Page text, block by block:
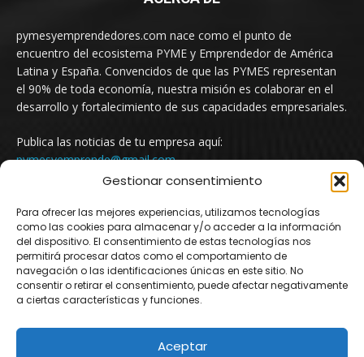
Gestionar consentimiento
Para ofrecer las mejores experiencias, utilizamos tecnologías
como las cookies para almacenar y/o acceder a la información
del dispositivo. El consentimiento de estas tecnologías nos
permitirá procesar datos como el comportamiento de
navegación o las identificaciones únicas en este sitio. No
consentir o retirar el consentimiento, puede afectar negativamente
a ciertas características y funciones.
Aceptar
pymesyemprendedores.com nace como el punto de
encuentro del ecosistema PYME y Emprendedor de América
Latina y España. Convencidos de que las PYMES representan
el 90% de toda economía, nuestra misión es colaborar en el
desarrollo y fortalecimiento de sus capacidades empresariales.
Publica las noticias de tu empresa aquí:
pymesyemprende@gmail.com
SÍGUENOS
© Newspaper WordPress Theme by TagDiv